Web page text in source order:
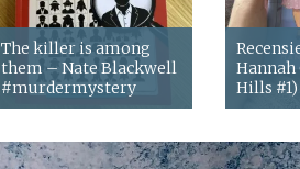
The killer is among
them – Nate Blackwell
#murdermystery
Hannah
Hills #1)